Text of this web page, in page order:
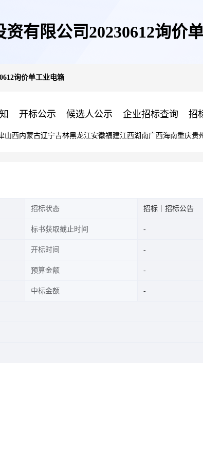
资有限公司20230612询价
询价单工业电箱
开标公示 候选人公示 企业招标查询 招
山西内蒙古辽宁吉林黑龙江安徽福建江西湖南广西海南重庆贵
招标状态 招标｜招标公告
标书获取截止时间
开标时间
预算金额
中标金额